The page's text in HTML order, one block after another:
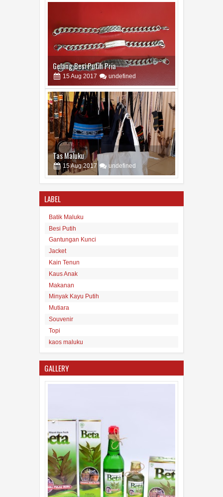
Gelang Besi Putih Pria
15Aug 2017 undefined
Tas Maluku
15Aug 2017 undefined
Minyak Kayu Putih Asli Maluku
Mutiara
LABEL
Batik Maluku
Besi Putih
Gantungan Kunci
Jacket
Kain Tenun
Kaus Anak
Makanan
Minyak Kayu Putih
Mutiara
Souvenir
Topi
kaos maluku
GALLERY